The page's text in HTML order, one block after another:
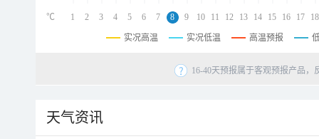
1 2 3 4 5 6 7 8 9 10 11 12 13 14 15 16 17 18
℃
实况高温 实况低温 高温预报
16-40天预报属于客观预报产品
天气资讯